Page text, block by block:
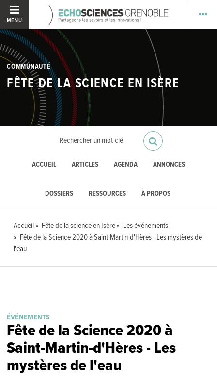
MENU
COMMUNAUTÉ
FÊTE DE LA SCIENCE EN ISÈRE
ACCUEIL ARTICLES AGENDA ANNONCES
DOSSIERS RESSOURCES À PROPOS
Accueil Fête de la science en Isère
Les événements
Fête de la Science 2020 à Saint-Martin-d'Hères - Les mystères de
l'eau
ÉVÉNEMENTS
Fête de la Science 2020 à
Saint-Martin-d'Hères - Les
mystères de l'eau